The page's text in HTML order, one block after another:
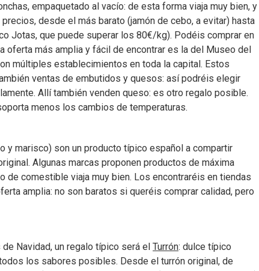
empaquetado al vacío: de esta forma viaja muy bien, y
desde el más barato (jamón de cebo, a evitar) hasta
Jotas, que puede superar los 80€/kg). Podéis comprar en
oferta más amplia y fácil de encontrar es la del Museo del
múltiples establecimientos en toda la capital. Estos
ventas de embutidos y quesos: así podréis elegir
Allí también venden queso: es otro regalo posible.
menos los cambios de temperaturas.
marisco) son un producto típico español a compartir
Algunas marcas proponen productos de máxima
de comestible viaja muy bien. Los encontraréis en tiendas
amplia: no son baratos si queréis comprar calidad, pero
Navidad, un regalo típico será el Turrón: dulce típico
los sabores posibles. Desde el turrón original, de